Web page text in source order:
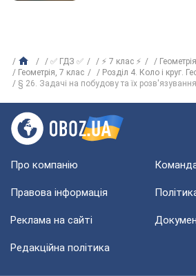
✅ ГДЗ ✅ ⚡ 7 клас ⚡
Геометрія, 7 клас
Розділ 4. Коло і круг.
§ 26. Задачі на побудову та їх розв'язування
Про компанію
Правова інформація
Реклама на сайті
Редакційна політика